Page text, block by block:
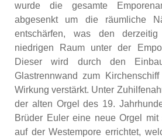
wurde die gesamte
abgesenkt um die räumliche
entschärfen, was den
niedrigen Raum unter der
Dieser wird durch den
Glastrennwand zum
Wirkung verstärkt. Unter
der alten Orgel des 19.
Brüder Euler eine neue Orgel mit
auf der Westempore errichtet,